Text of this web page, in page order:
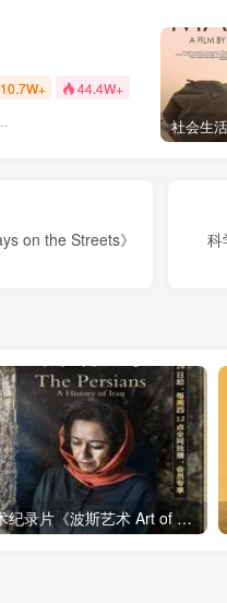
10.7W+ 44.4W+
on the Streets》
科
艺术纪录片《波斯艺术 Art of Persia》下载